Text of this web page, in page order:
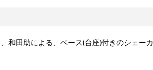
和田助による、ベース(台座)付きのシェーカ